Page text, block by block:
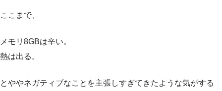
ここまで、
メモリ8GBは辛い。
熱は出る。
とややネガティブなことを主張しすぎてきたような気がする